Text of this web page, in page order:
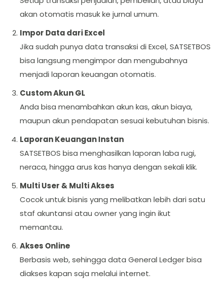
akan otomatis masuk ke jurnal umum.
Impor Data dari Excel
Jika sudah punya data transaksi di Excel, SATSETBOS
bisa langsung mengimpor dan mengubahnya
menjadi laporan keuangan otomatis.
Custom Akun GL
Anda bisa menambahkan akun kas, akun biaya,
maupun akun pendapatan sesuai kebutuhan bisnis.
Laporan Keuangan Instan
SATSETBOS bisa menghasilkan laporan laba rugi,
neraca, hingga arus kas hanya dengan sekali klik.
Multi User & Multi Akses
Cocok untuk bisnis yang melibatkan lebih dari satu
staf akuntansi atau owner yang ingin ikut
memantau.
Akses Online
Berbasis web, sehingga data General Ledger bisa
diakses kapan saja melalui internet.